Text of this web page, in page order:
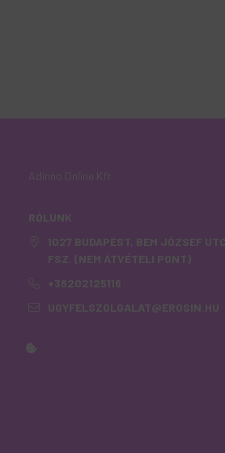
Adinno Online Kft.
RÓLUNK
1027 BUDAPEST, BEM JÓZSEF
FSZ. (NEM ÁTVÉTELI PONT)
+36202125116
UGYFELSZOLGALAT@EROSIN.HU